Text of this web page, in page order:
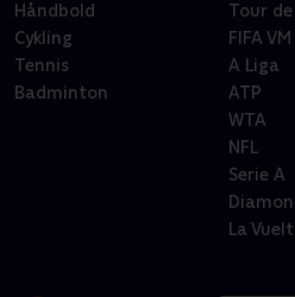
Håndbold
Cykling
Tennis
Badminton
Tour
FIFA
A Liga
ATP
WTA
NFL
Serie A
La